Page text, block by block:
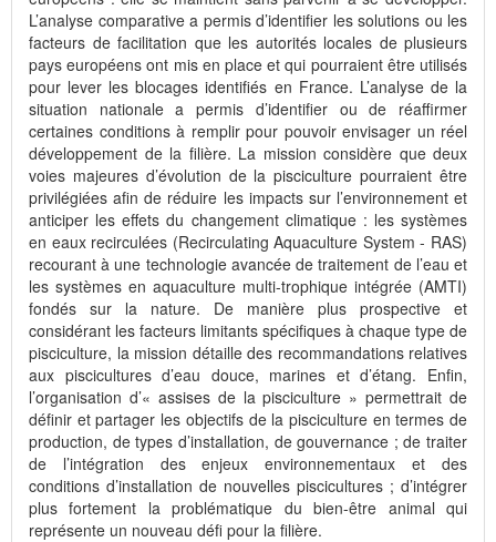
L’analyse comparative a permis d’identifier les solutions ou les
facteurs de facilitation que les autorités locales de plusieurs
pays européens ont mis en place et qui pourraient être utilisés
pour lever les blocages identifiés en France. L’analyse de la
situation nationale a permis d’identifier ou de réaffirmer
certaines conditions à remplir pour pouvoir envisager un réel
développement de la filière. La mission considère que deux
voies majeures d’évolution de la pisciculture pourraient être
privilégiées afin de réduire les impacts sur l’environnement et
anticiper les effets du changement climatique : les systèmes
en eaux recirculées (Recirculating Aquaculture System - RAS)
recourant à une technologie avancée de traitement de l’eau et
les systèmes en aquaculture multi-trophique intégrée (AMTI)
fondés sur la nature. De manière plus prospective et
considérant les facteurs limitants spécifiques à chaque type de
pisciculture, la mission détaille des recommandations relatives
aux piscicultures d’eau douce, marines et d’étang. Enfin,
l’organisation d’« assises de la pisciculture » permettrait de
définir et partager les objectifs de la pisciculture en termes de
production, de types d’installation, de gouvernance ; de traiter
de l’intégration des enjeux environnementaux et des
conditions d’installation de nouvelles piscicultures ; d’intégrer
plus fortement la problématique du bien-être animal qui
représente un nouveau défi pour la filière.